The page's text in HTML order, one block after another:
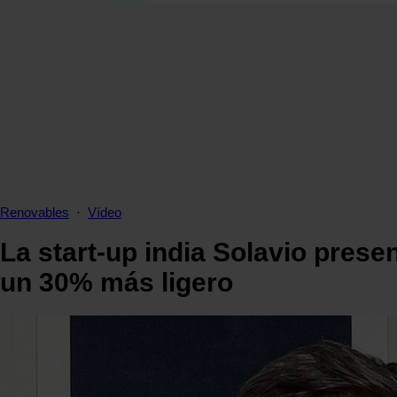
MOVILIDAD
ALMACENAMIENTO
STARTUPS & INNOVACIÓN
Renovables · Vídeo
La start-up india Solavio
un 30% más ligero